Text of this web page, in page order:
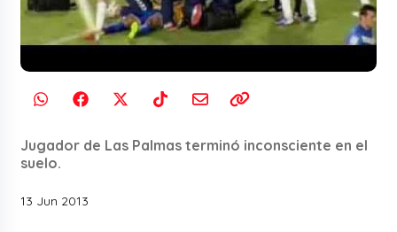
Jugador de Las Palmas terminó inconsciente en el
suelo.
13 Jun 2013